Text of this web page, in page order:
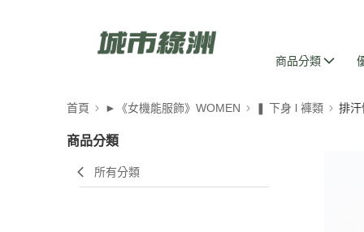
商品分類
首頁 ►《女機能服飾》WOMEN ❚ 下身 l 褲類 排汗
商品分類
所有分類